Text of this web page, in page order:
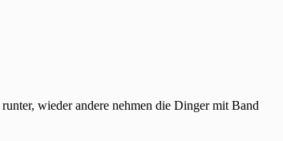
wieder andere nehmen die Dinger mit Band